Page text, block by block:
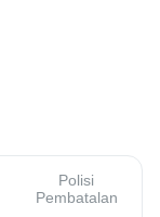
Polisi
Pembatalan